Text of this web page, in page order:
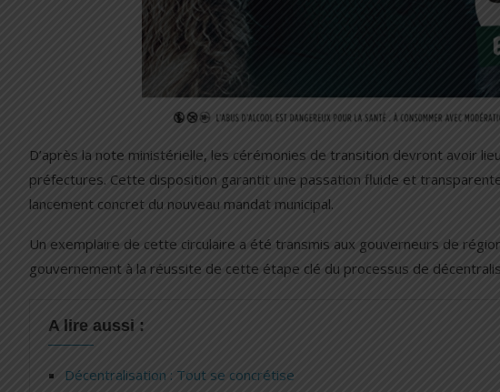
D’après la note ministérielle, les cérémonies de transition devront avoir
préfectures. Cette disposition garantit une passation fluide et
lancement concret du nouveau mandat municipal.
Un exemplaire de cette circulaire a été transmis aux gouverneurs de
gouvernement à la réussite de cette étape clé du processus de
A lire aussi :
Décentralisation : Tout se concrétise